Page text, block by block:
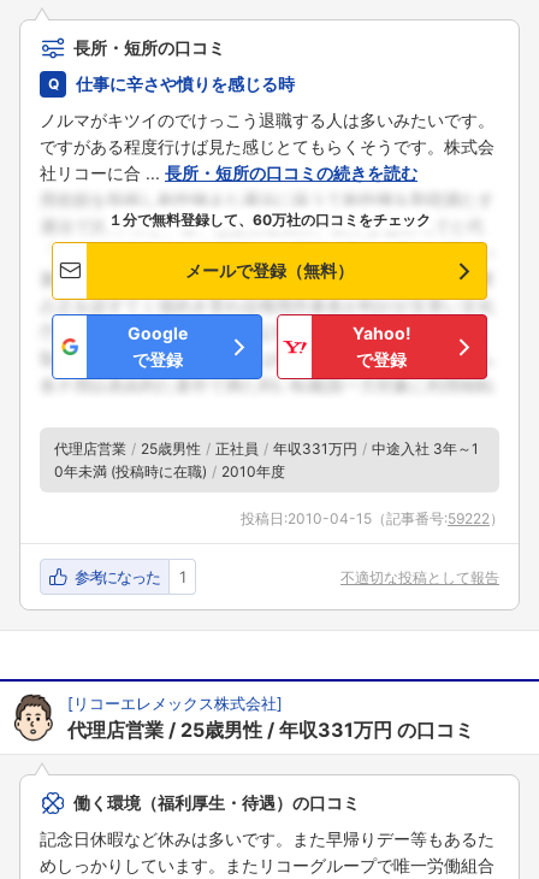
フォローしました
長所・短所の口コミ
仕事に辛さや憤りを感じる時
ノルマがキツイのでけっこう退職する人は多いみたいです。
ですがある程度行けば見た感じとてもらくそうです。株式会
社リコーに合 ... 長所・短所の口コミの続きを読む
１分で無料登録して、60万社の口コミをチェック
メールで登録（無料）
Google
で登録
Yahoo!
で登録
代理店営業 25歳男性 正社員 年収331万円
中途入社 3年～1
0年未満 (投稿時に在職)
2010年度
投稿日:2010-04-15 （記事番号:59222 ）
参考になった 1 不適切な投稿として報告
[リコーエレメックス株式会社]
代理店営業 25歳男性 年収331万円 の口コミ
働く環境（福利厚生・待遇）の口コミ
記念日休暇など休みは多いです。また早帰りデー等もあるた
めしっかりしています。またリコーグループで唯一労働組合